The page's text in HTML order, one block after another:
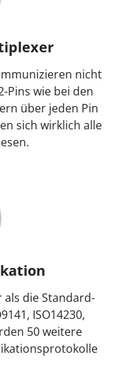
nicht
Pins wie bei den
über jeden Pin
sich wirklich alle
die Standard-
ISO14230,
50 weitere